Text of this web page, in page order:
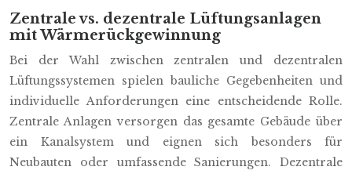
Zentrale vs. dezentrale Lüftungsanlagen
mit Wärmerückgewinnung
Bei der Wahl zwischen zentralen und dezentralen
Lüftungssystemen spielen bauliche Gegebenheiten und
individuelle Anforderungen eine entscheidende Rolle.
Zentrale Anlagen versorgen das gesamte Gebäude über
ein Kanalsystem und eignen sich besonders für
Neubauten oder umfassende Sanierungen. Dezentrale